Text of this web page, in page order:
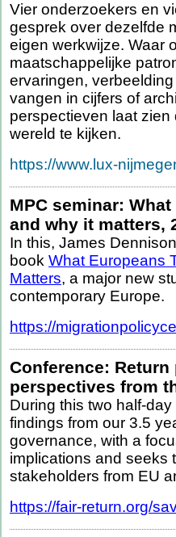
Vier onderzoekers en
gesprek over dezelfde
eigen werkwijze. Waar
maatschappelijke
ervaringen,
vangen in cijfers of
perspectieven laat
wereld te kijken.
https://www.lux-
MPC seminar:
and why it matters,
In this, James
book What Europeans
Matters, a major new
contemporary Europe.
https://
Conference:
perspectives from
During this two half-
findings from our 3.5
governance, with a
implications and seeks
stakeholders from EU
https://fair-return.org/